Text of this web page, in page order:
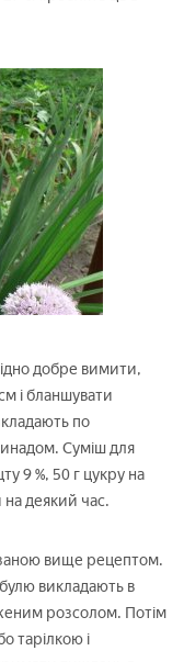
добре вимити,
і бланшувати
по
Суміш для
9 %, 50 г цукру на
на деякий час.
вище рецептом.
викладають в
розсолом. Потім
тарілкою і